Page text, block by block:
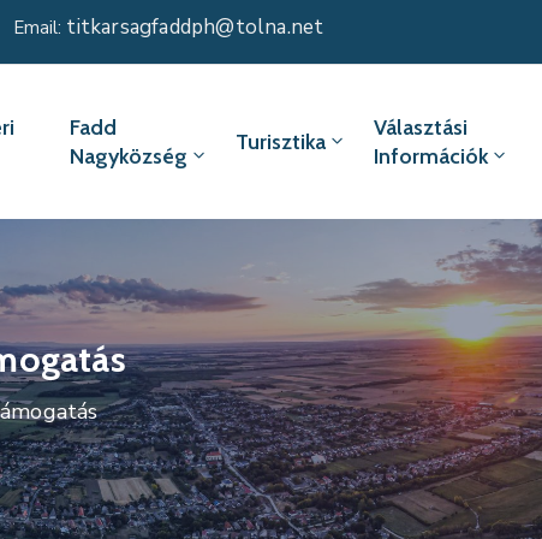
Email: titkarsagfaddph@tolna.net
Fadd
Nagyközség
Turisztika
Választási
Információk